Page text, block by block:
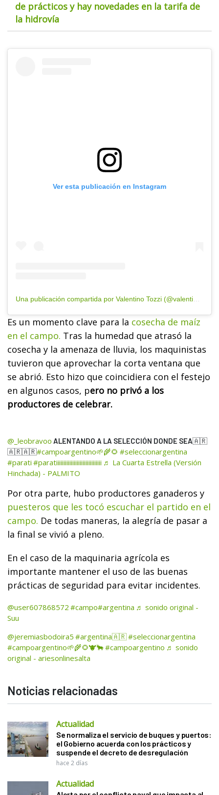
de prácticos y hay novedades en la tarifa de
la hidrovía
Ver esta publicación en Instagram
Una publicación compartida por Valentino Tozzi (@valentino_tozzi)
Es un momento clave para la cosecha de maíz
en el campo. Tras la humedad que atrasó la
cosecha y la amenaza de lluvia, los maquinistas
tuvieron que aprovechar la corta ventana que
se abrió. Esto hizo que coincidiera con el festejo
en algunos casos, pero no privó a los
productores de celebrar.
@_leobravoo ALENTANDO A LA SELECCIÓN DONDE SEA🇦🇷
🇦🇷🇦🇷#campoargentino🌱🌾🌻 #seleccionargentina
#parati #paratiiiiiiiiiiiiiiiiiiiiiiiiiiiiiii ♬ La Cuarta Estrella (Versión
Hinchada) - PALMITO
Por otra parte, hubo productores ganaderos y
puesteros que les tocó escuchar el partido en el
campo. De todas maneras, la alegría de pasar a
la final se vivió a pleno.
En el caso de la maquinaria agrícola es
importante mantener el uso de las buenas
prácticas de seguridad para evitar incidentes.
@user607868572 #campo#argentina ♬ sonido original -
Suu
@jeremiasbodoira5 #argentina🇦🇷#seleccionargentina
#campoargentino🌱🌾🌻🐮🐂#campoargentino ♬ sonido
original - ariesonlinesalta
Noticias relacionadas
Actualidad
Se normaliza el servicio de buques y puertos:
el Gobierno acuerda con los prácticos y
suspende el decreto de desregulación
hace 2 días
Actualidad